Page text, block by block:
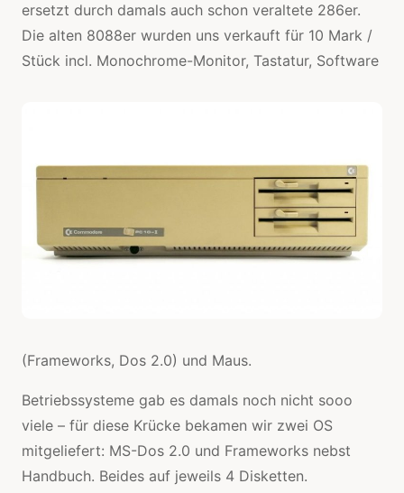
ersetzt durch damals auch schon veraltete 286er.
Die alten 8088er wurden uns verkauft für 10 Mark /
Stück incl. Monochrome-Monitor, Tastatur, Software
(Frameworks, Dos 2.0) und Maus.
Betriebssysteme gab es damals noch nicht sooo
viele – für diese Krücke bekamen wir zwei OS
mitgeliefert: MS-Dos 2.0 und Frameworks nebst
Handbuch. Beides auf jeweils 4 Disketten.